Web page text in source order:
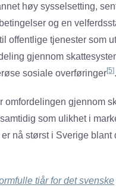
høy sysselsetting,
og en
offentlige tjenester som
gjennom
sosiale overføringer[5].
omfordelingen gjennom
som ulikhet i
nå størst i Sverige blant
tiår for det svenske